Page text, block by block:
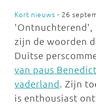
Kort nieuws - 26
zijn de woorden
Duitse
van paus
vaderland. Zijn
is enthousiast